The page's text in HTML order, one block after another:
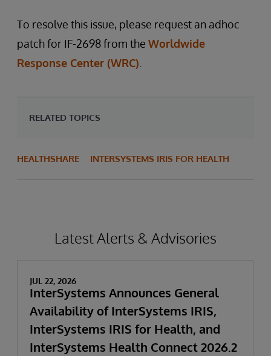
To resolve this issue, please request an adhoc
patch for IF-2698 from the Worldwide
Response Center (WRC)
RELATED TOPICS
HEALTHSHARE INTERSYSTEMS IRIS FOR HEALTH
Latest Alerts & Advisories
JUL 22, 2026
InterSystems Announces General
Availability of InterSystems IRIS,
InterSystems IRIS for Health, and
InterSystems Health Connect 2026.2